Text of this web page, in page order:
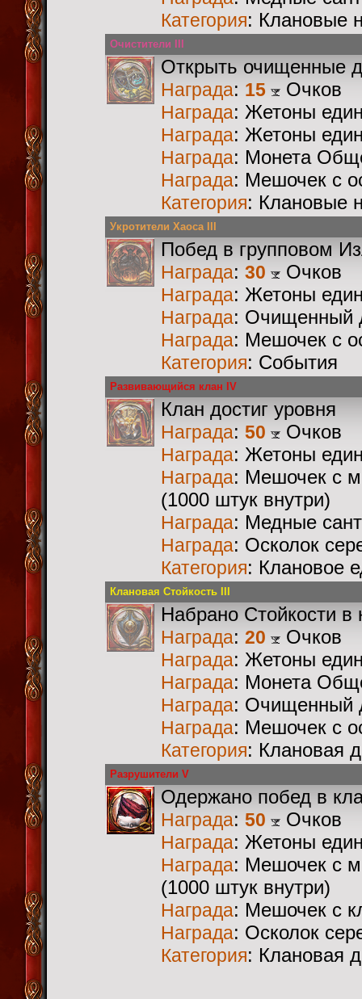
Категория: Клановые
Очистители III
Открыть очищенные
Награда: 15 Очков
Награда: Жетоны
Награда: Жетоны
Награда: Монета
Награда: Мешочек с
Категория: Клановые
Укротители Хаоса III
Побед в групповом
Награда: 30 Очков
Награда: Жетоны
Награда: Очищенный
Награда: Мешочек с
Категория: События
Развивающийся клан IV
Клан достиг уровня
Награда: 50 Очков
Награда: Жетоны
Награда: Мешочек с
(1000 штук внутри)
Награда: Медные
Награда: Осколок
Категория: Клановое
Клановая Стойкость III
Набрано Стойкости в
Награда: 20 Очков
Награда: Жетоны
Награда: Монета
Награда: Очищенный
Награда: Мешочек с
Категория: Клановая
Разрушители V
Одержано побед в
Награда: 50 Очков
Награда: Жетоны
Награда: Мешочек с
(1000 штук внутри)
Награда: Мешочек с
Награда: Осколок
Категория: Клановая